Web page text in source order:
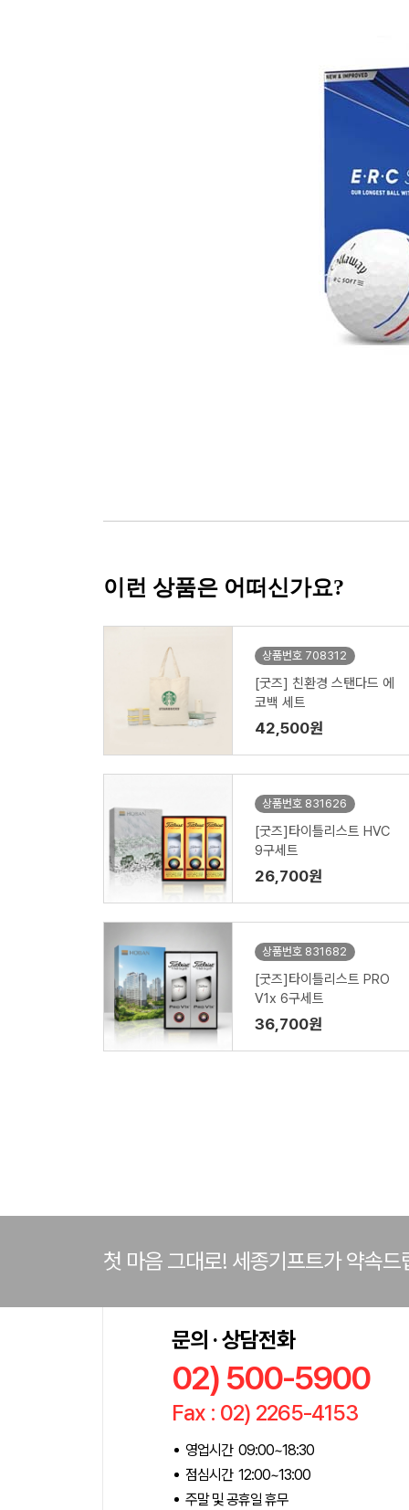
이런 상품은 어떠신가요?
상품번호 708312
[굿즈] 친환경 스탠다드 에
코백 세트
42,500원
상품번호 831626
[굿즈]타이틀리스트 HVC
9구세트
26,700원
상품번호 831682
[굿즈]타이틀리스트 PRO
V1x 6구세트
36,700원
첫 마음 그대로! 세종기프트가 약속드
문의 · 상담전화
02) 500-5900
Fax : 02) 2265-4153
영업시간 09:00~18:30
점심시간 12:00~13:00
주말 및 공휴일 휴무